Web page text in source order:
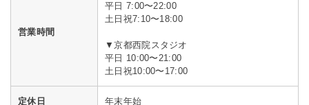
営業時間
平日 7:00〜22:00
土日祝7:10〜18:00
▼京都西院スタジオ
平日 10:00〜21:00
土日祝10:00〜17:00
定休日 年末年始